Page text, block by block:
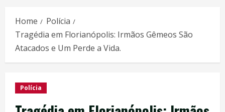
Home
Polícia
Tragédia em Florianópolis: Irmãos Gêmeos São
Atacados e Um Perde a Vida.
Polícia